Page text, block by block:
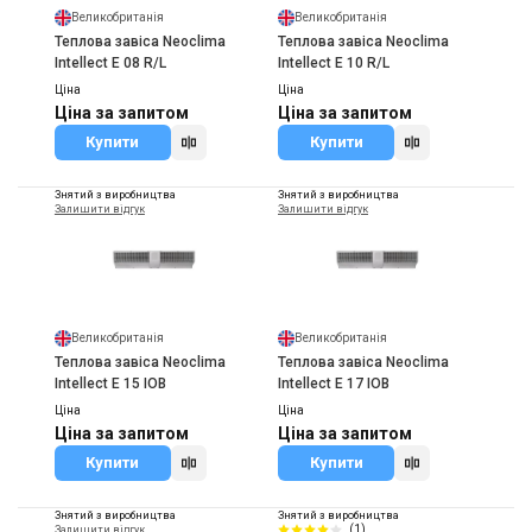
Великобританія
Теплова завіса Neoclima
Intellect Е 08 R/L
Ціна
Ціна за запитом
Купити
Великобританія
Теплова завіса Neoclima
Intellect Е 10 R/L
Ціна
Ціна за запитом
Купити
Знятий з виробництва
Залишити відгук
Великобританія
Теплова завіса Neoclima
Intellect E 15 IOB
Ціна
Ціна за запитом
Купити
Знятий з виробництва
Залишити відгук
Великобританія
Теплова завіса Neoclima
Intellect E 17 IOB
Ціна
Ціна за запитом
Купити
Знятий з виробництва
Залишити відгук
Знятий з виробництва
(1)